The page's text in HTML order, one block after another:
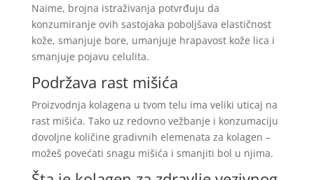
Naime, brojna istraživanja potvrđuju da
konzumiranje ovih sastojaka poboljšava elastičnost
kože, smanjuje bore, umanjuje hrapavost kože lica i
smanjuje pojavu celulita.
Podržava rast mišića
Proizvodnja kolagena u tvom telu ima veliki uticaj na
rast mišića. Tako uz redovno vežbanje i konzumaciju
dovoljne količine gradivnih elemenata za kolagen –
možeš povećati snagu mišića i smanjiti bol u njima.